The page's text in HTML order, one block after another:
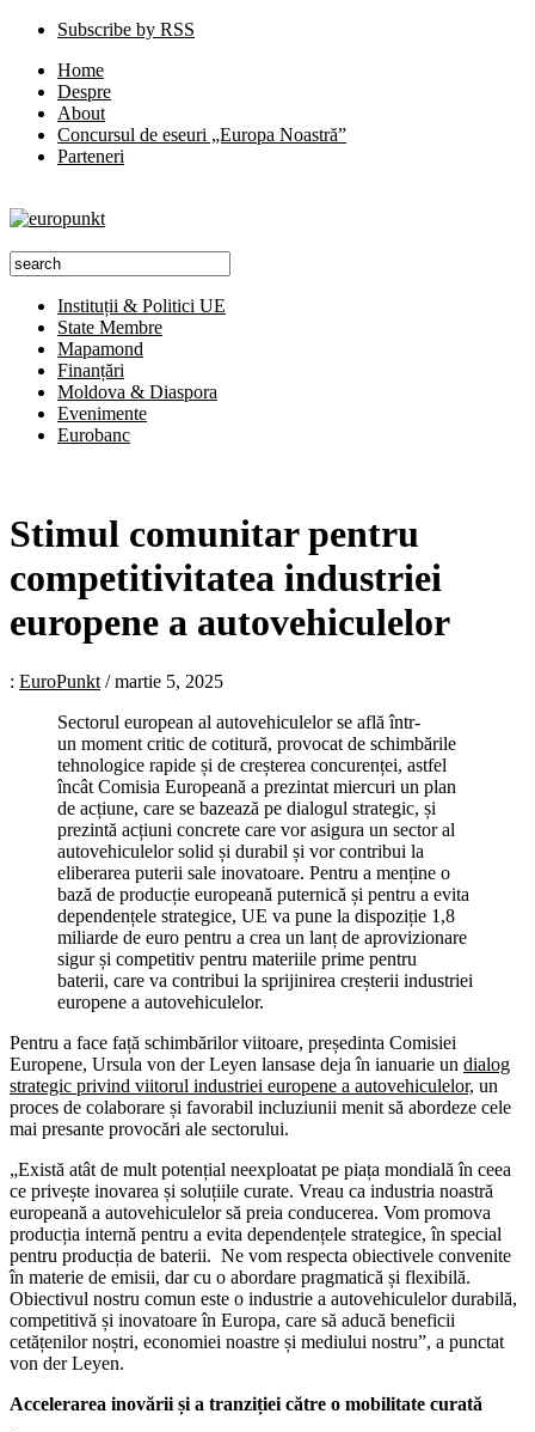
Subscribe by RSS
Home
Despre
About
Concursul de eseuri „Europa Noastră”
Parteneri
Instituții & Politici UE
State Membre
Mapamond
Finanțări
Moldova & Diaspora
Evenimente
Eurobanc
Stimul comunitar pentru
competitivitatea industriei
europene a autovehiculelor
: EuroPunkt /martie 5, 2025
Sectorul european al autovehiculelor se află într-
un moment critic de cotitură, provocat de schimbările
tehnologice rapide și de creșterea concurenței, astfel
încât Comisia Europeană a prezintat miercuri un plan
de acțiune, care se bazează pe dialogul strategic, și
prezintă acțiuni concrete care vor asigura un sector al
autovehiculelor solid și durabil și vor contribui la
eliberarea puterii sale inovatoare. Pentru a menține o
bază de producție europeană puternică și pentru a evita
dependențele strategice, UE va pune la dispoziție 1,8
miliarde de euro pentru a crea un lanț de aprovizionare
sigur și competitiv pentru materiile prime pentru
baterii, care va contribui la sprijinirea creșterii industriei
europene a autovehiculelor.
Pentru a face față schimbărilor viitoare, președinta Comisiei
Europene, Ursula von der Leyen lansase deja în ianuarie un dialog
strategic privind viitorul industriei europene a autovehiculelor, un
proces de colaborare și favorabil incluziunii menit să abordeze cele
mai presante provocări ale sectorului.
„Există atât de mult potențial neexploatat pe piața mondială în ceea
ce privește inovarea și soluțiile curate. Vreau ca industria noastră
europeană a autovehiculelor să preia conducerea. Vom promova
producția internă pentru a evita dependențele strategice, în special
pentru producția de baterii. Ne vom respecta obiectivele convenite
în materie de emisii, dar cu o abordare pragmatică și flexibilă.
Obiectivul nostru comun este o industrie a autovehiculelor durabilă,
competitivă și inovatoare în Europa, care să aducă beneficii
cetățenilor noștri, economiei noastre și mediului nostru”, a punctat
von der Leyen.
Accelerarea inovării și a tranziției către o mobilitate curată